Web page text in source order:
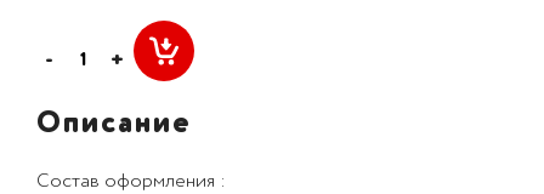
- +
Описание
Состав оформления :